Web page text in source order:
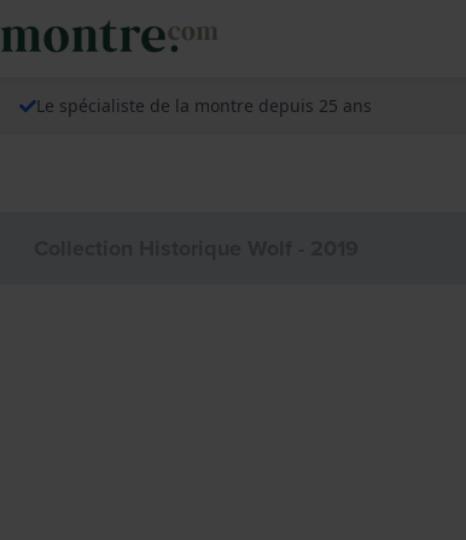
Le spécialiste de la montre depuis 25 ans